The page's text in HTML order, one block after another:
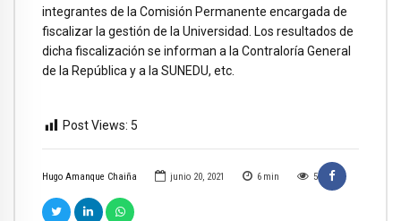
Hugo Amanque Chaiña junio 20, 2021 6 min 5
integrantes de la Comisión Permanente encargada de
fiscalizar la gestión de la Universidad. Los resultados de
dicha fiscalización se informan a la Contraloría General
de la República y a la SUNEDU, etc.
Post Views: 5